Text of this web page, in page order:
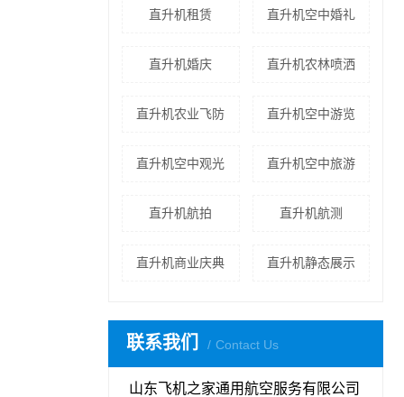
直升机租赁 直升机空中婚礼
直升机婚庆 直升机农林喷洒
直升机农业飞防 直升机空中游览
直升机空中观光 直升机空中旅游
直升机航拍 直升机航测
直升机商业庆典 直升机静态展示
联系我们 Contact Us
山东飞机之家通用航空服务有限公司